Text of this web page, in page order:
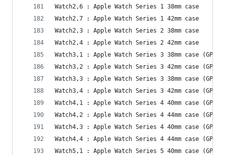
Watch2,6 : Apple Watch Series 1 38mm case
Watch2,7 : Apple Watch Series 1 42mm case
Watch2,3 : Apple Watch Series 2 38mm case
Watch2,4 : Apple Watch Series 2 42mm case
Watch3,1 : Apple Watch Series 3 38mm case
Watch3,2 : Apple Watch Series 3 42mm case
Watch3,3 : Apple Watch Series 3 38mm case (GPS)
Watch3,4 : Apple Watch Series 3 42mm case (GPS)
Watch4,1 : Apple Watch Series 4 40mm case (GPS)
Watch4,2 : Apple Watch Series 4 44mm case (GPS)
Watch4,3 : Apple Watch Series 4 40mm case
Watch4,4 : Apple Watch Series 4 44mm case
Watch5,1 : Apple Watch Series 5 40mm case (GPS)